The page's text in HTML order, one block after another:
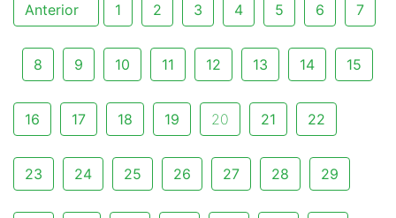
Anterior 1 2 3 4 5 6 7
8 9 10 11 12 13 14 15
16 17 18 19 20 21 22
23 24 25 26 27 28 29